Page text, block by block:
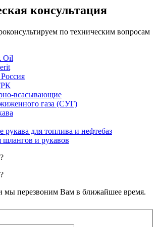
консультация
по техническим вопросам
Oil
всасывающие
газа (СУГ)
рукава для топлива и нефтебаз
и рукавов
мы перезвоним Вам в ближайшее время.